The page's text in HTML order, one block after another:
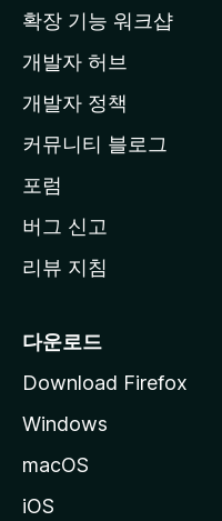
페
이
지
이
동
확장 기능 워크샵
개발자 허브
개발자 정책
커뮤니티 블로그
포럼
버그 신고
리뷰 지침
다운로드
Download Firefox
Windows
macOS
iOS